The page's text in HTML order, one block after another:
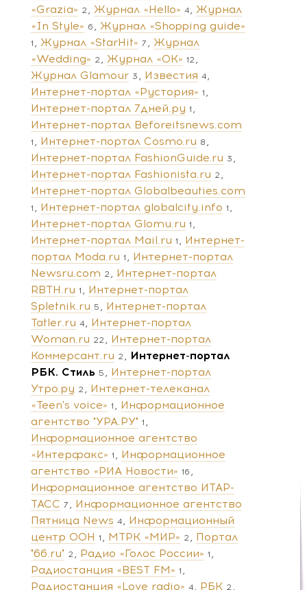
«Grazia» 2 Журнал «Hello» 4
Журнал
«In Style» 6 Журнал «Shopping guide»
1 Журнал «StarHit» 7
Журнал
«Wedding» 2 Журнал «ОК» 12
Журнал Glamour 3 Известия 4
Интернет-портал «Рустория» 1
Интернет-портал 7дней.ру 1
Интернет-портал Beforeitsnews.com
1 Интернет-портал Cosmo.ru 8
Интернет-портал FashionGuide.ru 3
Интернет-портал Fashionista.ru 2
Интернет-портал Globalbeauties.com
1 Интернет-портал globalcity.info 1
Интернет-портал Glomu.ru 1
Интернет-портал Mail.ru 1
Интернет-
портал Moda.ru 1
Интернет-портал
Newsru.com 2
Интернет-портал
RBTH.ru 1
Интернет-портал
Spletnik.ru 5
Интернет-портал
Tatler.ru 4
Интернет-портал
Woman.ru 22
Интернет-портал
Коммерсант.ru 2
Интернет-портал
РБК. Стиль 5
Интернет-портал
Утро.ру 2
Интернет-телеканал
«Teen's voice» 1
Информационное
агентство "УРА.РУ" 1
Информационное агентство
«Интерфакс» 1
Информационное
агентство «РИА Новости» 16
Информационное агентство ИТАР-
ТАСС 7
Информационное агентство
Пятница News 4
Информационный
центр ООН 1 МТРК «МИР» 2
Портал
"66.ru" 2 Радио «Голос России» 1
Радиостанция «BEST FM» 1
Радиостанция «Love radio» 4 РБК 2